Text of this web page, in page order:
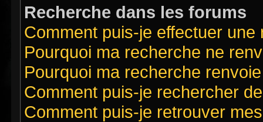
Recherche dans les forums
Comment puis-je effectuer
Pourquoi ma recherche ne
Pourquoi ma recherche
Comment puis-je rechercher
Comment puis-je retrouver